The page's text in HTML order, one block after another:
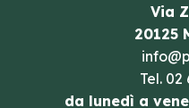
Via
20125
Tel. 02
da lunedì a